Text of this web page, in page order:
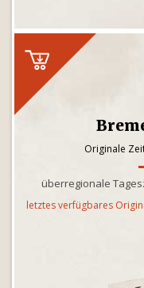
Originale
überregionale
letztes verfügbares